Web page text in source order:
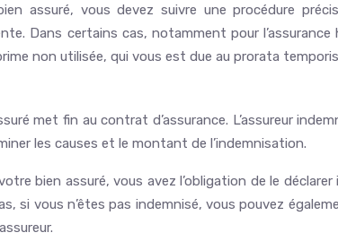
assuré, vous devez suivre une procédure
Dans certains cas, notamment pour
non utilisée, qui vous est due au prorata
met fin au contrat d’assurance. L’assureur
les causes et le montant de l’indemnisation.
bien assuré, vous avez l’obligation de le
si vous n’êtes pas indemnisé, vous pouvez